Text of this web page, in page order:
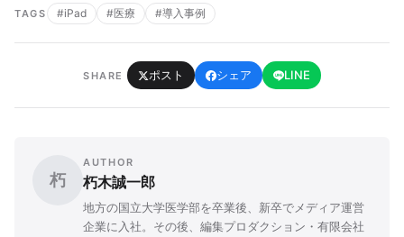
TAGS #iPad #医療 #導入事例
SHARE ポスト シェア LINE
朽
AUTHOR
朽木誠一郎
地方の国立大学医学部を卒業後、新卒でメディア運営
企業に入社。その後、編集プロダクション・有限会社